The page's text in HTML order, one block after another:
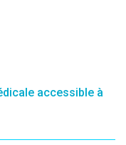
accessible à